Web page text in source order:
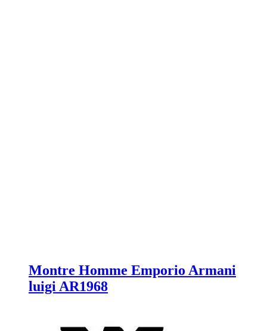
Montre Homme Emporio Armani
luigi AR1968